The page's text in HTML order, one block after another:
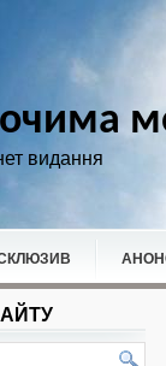
видання